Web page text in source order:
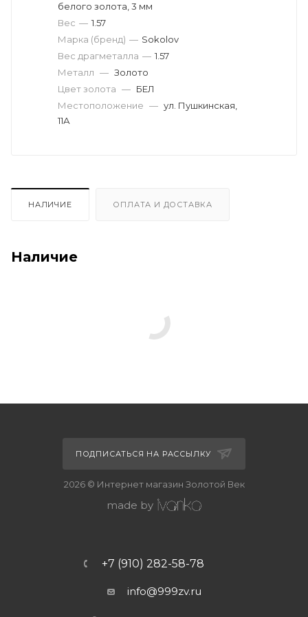
белого золота, 3 мм
Вес драгметалла — 1.57
Марка (бренд) — Sokolov
Вес — 1.57
Металл — Золото
Цвет золота — БЕЛ
Местоположение — ул. Пушкинская,
11А
НАЛИЧИЕ ОПЛАТА И ДОСТАВКА
Наличие
ПОДПИСАТЬСЯ НА РАССЫЛКУ
2026 © Интернет магазин Золотой Век
made by
+7 (910) 282-58-78
info@999zv.ru